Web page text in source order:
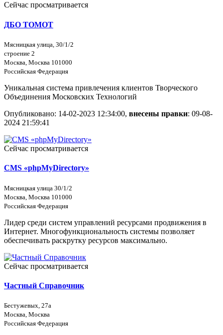
Сейчас просматривается
ДБО ТОМОТ
Мясницкая улица, 30/1/2
строение 2
Москва, Москва 101000
Российская Федерация
Уникальная система привлечения клиентов Творческого
Объединения Московских Технологий
Опубликовано: 14-02-2023 12:34:00, внесены правки: 09-08-
2024 21:59:41
Сейчас просматривается
CMS «phpMyDirectory»
Мясницкая улица 30/1/2
Москва, Москва 101000
Российская Федерация
Лидер среди систем управлений ресурсами продвижения в
Интернет. Многофункциональность системы позволяет
обеспечивать раскрутку ресурсов максимально.
Сейчас просматривается
Частный Справочник
Бестужевых, 27а
Москва, Москва
Российская Федерация